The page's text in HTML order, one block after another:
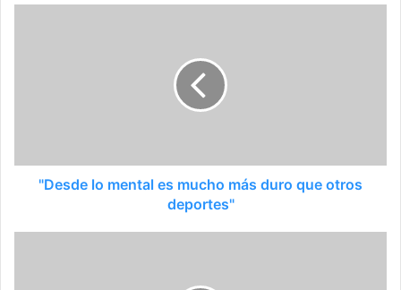
"Desde lo mental es mucho más duro que otros
deportes"